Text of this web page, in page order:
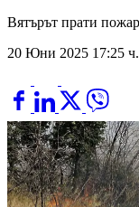
Вятърът прати
20 Юни 2025 17:25 ч.